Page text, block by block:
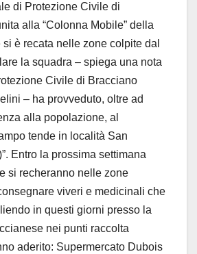
di Protezione Civile di
alla “Colonna Mobile” della
è recata nelle zone colpite dal
la squadra – spiega una nota
Civile di Bracciano
– ha provveduto, oltre ad
alla popolazione, al
tende in località San
Entro la prossima settimana
si recheranno nelle zone
viveri e medicinali che
in questi giorni presso la
nei punti raccolta
aderito: Supermercato Dubois